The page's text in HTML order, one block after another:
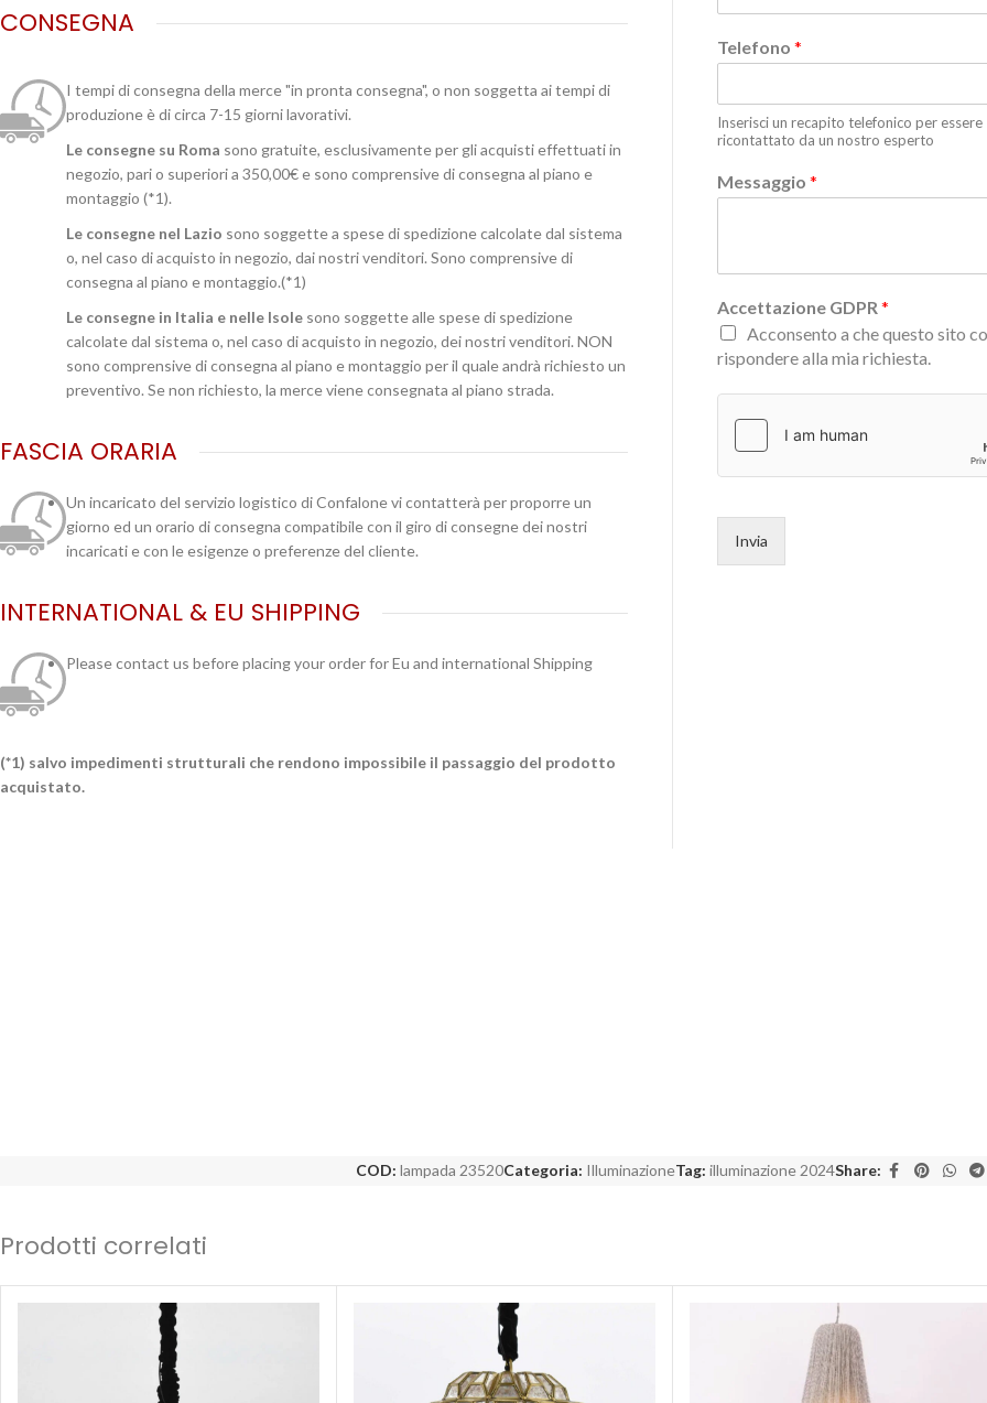
CONSEGNA
I tempi di consegna della merce "in pronta consegna", o non soggetta ai tempi di
produzione è di circa 7-15 giorni lavorativi.
Le consegne su Roma sono gratuite, esclusivamente per gli acquisti effettuati in
negozio, pari o superiori a 350,00€ e sono comprensive di consegna al piano e
montaggio (*1).
Le consegne nel Lazio sono soggette a spese di spedizione calcolate dal sistema
o, nel caso di acquisto in negozio, dai nostri venditori. Sono comprensive di
consegna al piano e montaggio.(*1)
Le consegne in Italia e nelle Isole sono soggette alle spese di spedizione
calcolate dal sistema o, nel caso di acquisto in negozio, dei nostri venditori. NON
sono comprensive di consegna al piano e montaggio per il quale andrà richiesto un
preventivo. Se non richiesto, la merce viene consegnata al piano strada.
FASCIA ORARIA
Un incaricato del servizio logistico di Confalone vi contatterà per proporre un
giorno ed un orario di consegna compatibile con il giro di consegne dei nostri
incaricati e con le esigenze o preferenze del cliente.
INTERNATIONAL & EU SHIPPING
Please contact us before placing your order for Eu and international Shipping
(*1) salvo impedimenti strutturali che rendono impossibile il passaggio del prodotto
acquistato.
Telefono *
Inserisci un recapito telefonico per essere
ricontattato da un nostro esperto
Messaggio *
Accettazione GDPR *
Acconsento a che questo sito
rispondere alla mia richiesta.
Invia
COD: lampada 23520Categoria: IlluminazioneTag: illuminazione 2024Share:
Prodotti correlati